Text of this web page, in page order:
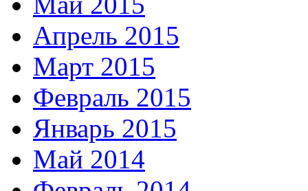
Апрель 2015
Март 2015
Февраль 2015
Январь 2015
Май 2014